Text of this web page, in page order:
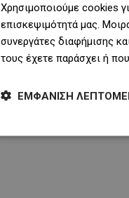
Χρησιμοποιούμε cookies
επισκεψιμότητά μας.
συνεργάτες διαφήμισης
τους έχετε παράσχει ή
ΕΜΦΆΝΙΣΗ